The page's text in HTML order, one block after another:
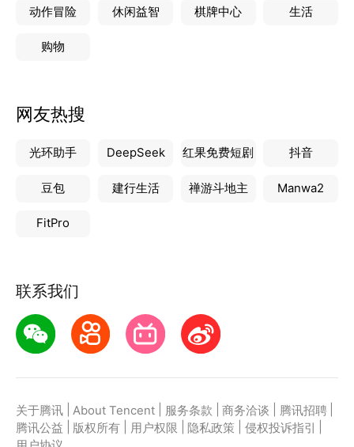
动作冒险 休闲益智 棋牌中心 生活
购物
网友热搜
光环助手 DeepSeek 红果免费短剧 抖音
豆包 建行生活 禅游斗地主 Manwa2
FitPro
联系我们
关于腾讯 About Tencent 服务条款 商务洽谈 腾讯招聘
腾讯公益
版权所有 用户权限 隐私政策 侵权投诉指引